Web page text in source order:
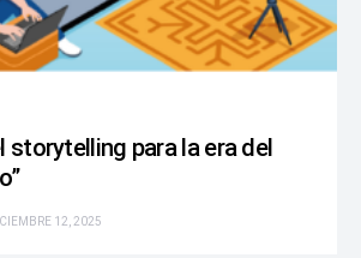
storytelling para la era del
12, 2025